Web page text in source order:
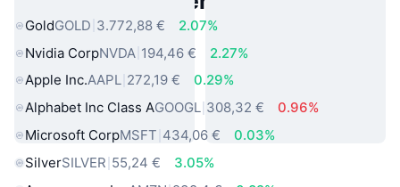
GoldGOLD 3.772,88 €
2.07%
Nvidia CorpNVDA 194,46 €
2.27%
Apple Inc.AAPL 272,19 €
0.29%
Alphabet Inc Class AGOOGL 308,32 €
0.96%
Microsoft CorpMSFT 434,06 €
0.03%
SilverSILVER 55,24 €
3.05%